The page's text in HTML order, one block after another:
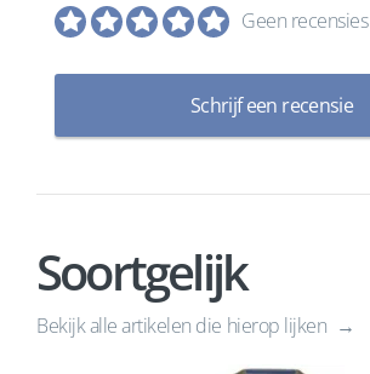
Geen recensies
Schrijf een recensie
Soortgelijk
Bekijk alle artikelen die hierop lijken